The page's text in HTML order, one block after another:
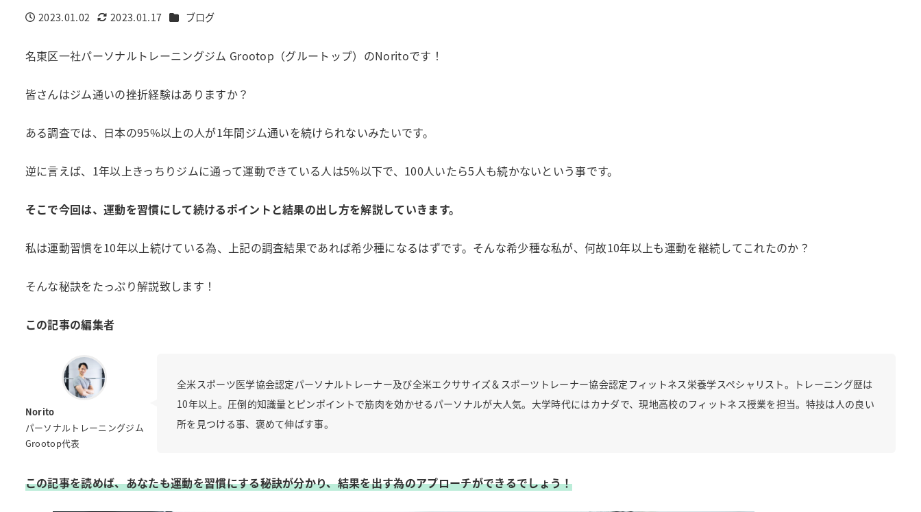
投稿日
2023.01.02
更新日
2023.01.17 カテゴリー
ブログ
名東区一社パーソナルトレーニングジム Grootop（グルートップ）のNoritoです！
皆さんはジム通いの挫折経験はありますか？
ある調査では、日本の95%以上の人が1年間ジム通いを続けられないみたいです。
逆に言えば、1年以上きっちりジムに通って運動できている人は5%以下で、100人いたら5人も続かないという事です。
そこで今回は、運動を習慣にして続けるポイントと結果の出し方を解説していきます。
私は運動習慣を10年以上続けている為、上記の調査結果であれば希少種になるはずです。そんな希少種な私が、何故10年以上も運動を継続してこれたのか？
そんな秘訣をたっぷり解説致します！
この記事の編集者
Norito
パーソナルトレーニングジム
Grootop代表
全米スポーツ医学協会認定パーソナルトレーナー及び全米エクササイズ＆スポーツトレーナー協会認定フィットネス栄養学スペシャリスト。トレーニング歴は
10年以上。圧倒的知識量とピンポイントで筋肉を効かせるパーソナルが大人気。大学時代にはカナダで、現地高校のフィットネス授業を担当。特技は人の良い
所を見つける事、褒めて伸ばす事。
この記事を読めば、あなたも運動を習慣にする秘訣が分かり、結果を出す為のアプローチができるでしょう！